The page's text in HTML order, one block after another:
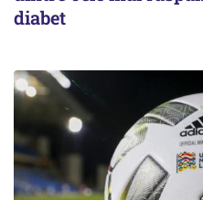
diabet